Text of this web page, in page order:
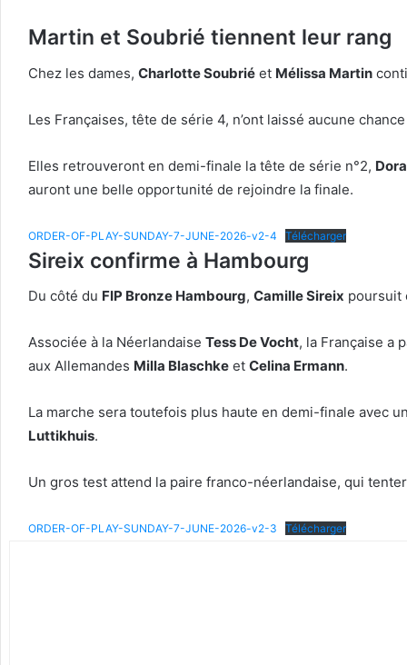
Martin et Soubrié tiennent leur rang
Chez les dames, Charlotte Soubrié et Mélissa Martin
Les Françaises, tête de série 4, n’ont laissé aucune
Elles retrouveront en demi-finale la tête de série n°2,
auront une belle opportunité de rejoindre la finale.
ORDER-OF-PLAY-SUNDAY-7-JUNE-2026-v2-4 Télécharger
Sireix confirme à Hambourg
Du côté du FIP Bronze Hambourg, Camille Sireix poursuit
Associée à la Néerlandaise Tess De Vocht, la Française a
aux Allemandes Milla Blaschke et Celina Ermann.
La marche sera toutefois plus haute en demi-finale avec
Luttikhuis.
Un gros test attend la paire franco-néerlandaise, qui
ORDER-OF-PLAY-SUNDAY-7-JUNE-2026-v2-3 Télécharger